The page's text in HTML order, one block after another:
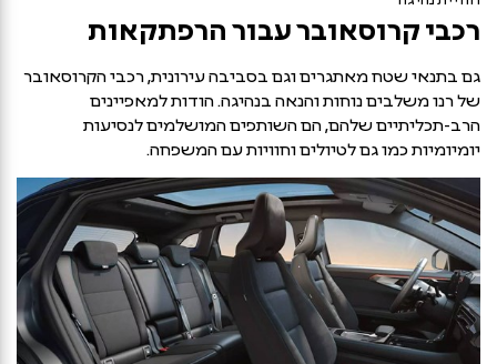
רכבי קרוסאובר עבור הרפתקאות
גם בתנאי שטח מאתגרים וגם בסביבה עירונית, רכבי הקרוסאובר
של רנו משלבים נוחות והנאה בנהיגה. הודות למאפיינים
הרב-תכליתיים שלהם, הם השותפים המושלמים לנסיעות
יומיומיות כמו גם לטיולים וחוויות עם המשפחה.